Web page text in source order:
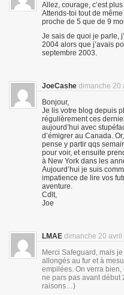
Allez, courage, c’est
Attends-toi tout de
proche de 5 que de 9
Je sais de quoi je parle,
2004 alors que j’avais
septembre 2003.
JoeCashe dimanche 20
Bonjour,
Je lis votre blog depuis
régulièrement ces
aujourd’hui avec
d’émigrer au Canada.
pense y partir qqs
pour voir, et ensuite
à New York dans les
Aujourd’hui je suis
impatience de lire vos
aventure.
Cdlt,
Joe
LMAE dimanche 20 avril
Merci Safeguard, mais
allongés au fur et à
empilées. On verra bien,
ne pars pas avant début
raisons…)